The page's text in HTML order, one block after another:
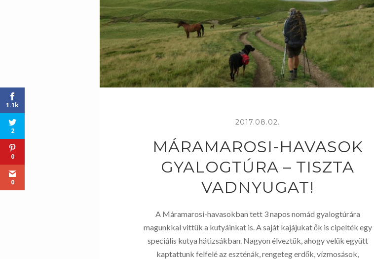
2017.08.02.
MÁRAMAROSI-HAVASOK
GYALOGTÚRA – TISZTA
VADNYUGAT!
A Máramarosi-havasokban tett 3 napos nomád gyalogtúrára
magunkkal vittük a kutyáinkat is. A saját kajájukat ők is cipelték egy
speciális kutya hátizsákban. Nagyon élveztük, ahogy velük együtt
kaptattunk felfelé az eszténák, rengeteg erdők, vízmosások,
1.1k
2
0
0